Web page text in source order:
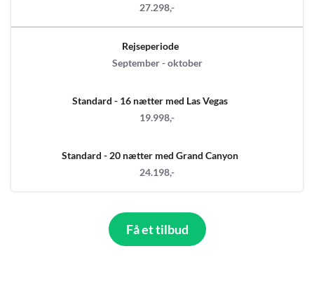
27.298,-
Rejseperiode
September - oktober
Standard - 16 nætter med Las Vegas
19.998,-
Standard - 20 nætter med Grand Canyon
24.198,-
Få et tilbud